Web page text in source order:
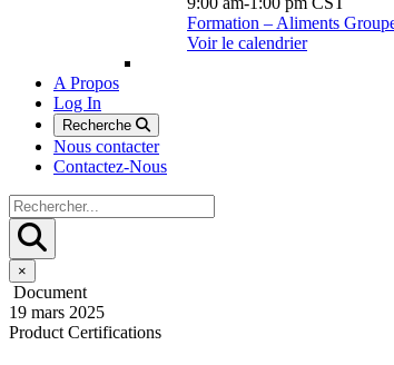
Formation – Aliments
Voir le calendrier
A Propos
Log In
Recherche
Nous contacter
Contactez-Nous
×
Document
19 mars 2025
Product Certifications